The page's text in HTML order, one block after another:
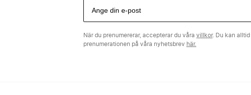
När du prenumererar, accepterar du våra villkor. Du kan
prenumerationen på våra nyhetsbrev här.